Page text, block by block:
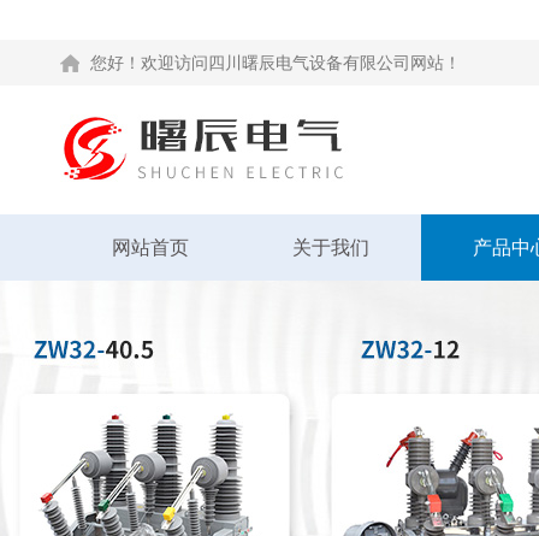
您好！欢迎访问四川曙辰电气设备有限公司网站！
网站首页 关于我们 产品中